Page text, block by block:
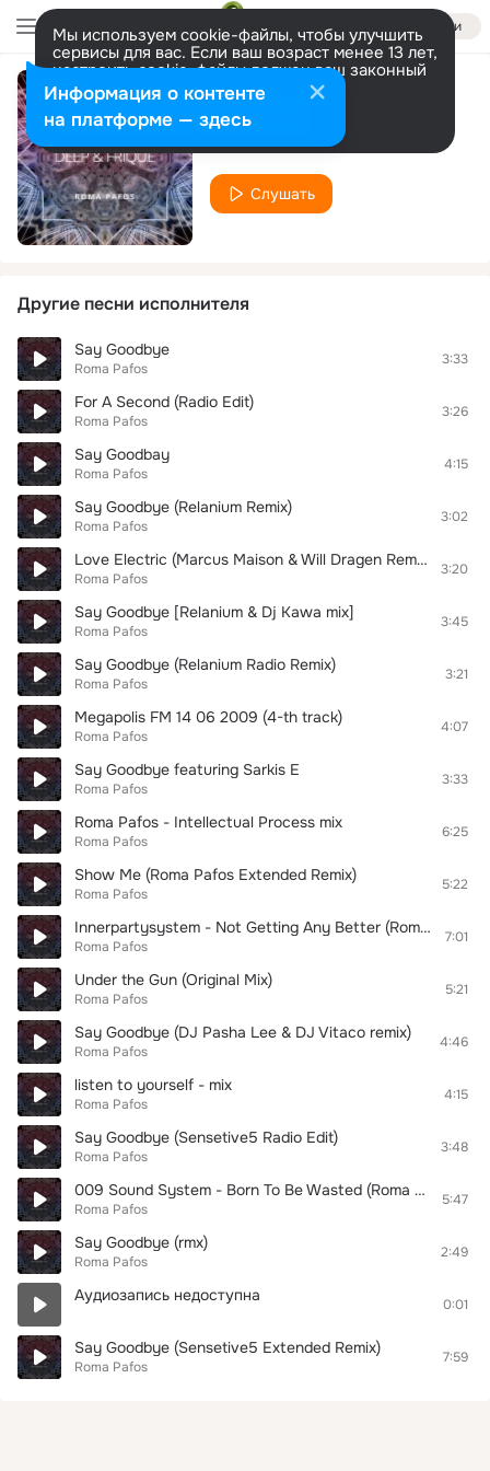
Войти
Мы используем cookie-файлы, чтобы улучшить
сервисы для вас. Если ваш возраст менее 13 лет,
настроить cookie-файлы должен ваш законный
представитель. Больше информации
Разрешить все Настроить
Roma Pafos
Roma Pafos
Слушать
Другие песни исполнителя
Say Goodbye
Roma Pafos
3:33
For A Second (Radio Edit)
Roma Pafos
3:26
Say Goodbay
Roma Pafos
4:15
Say Goodbye (Relanium Remix)
Roma Pafos
3:02
Love Electric (Marcus Maison & Will Dragen Remix Radio Edit)
Roma Pafos
3:20
Say Goodbye [Relanium & Dj Kawa mix]
Roma Pafos
3:45
Say Goodbye (Relanium Radio Remix)
Roma Pafos
3:21
Megapolis FM 14 06 2009 (4-th track)
Roma Pafos
4:07
Say Goodbye featuring Sarkis E
Roma Pafos
3:33
Roma Pafos - Intellectual Process mix
Roma Pafos
6:25
Show Me (Roma Pafos Extended Remix)
Roma Pafos
5:22
Innerpartysystem - Not Getting Any Better (Roma Pafos remix)
Roma Pafos
7:01
Under the Gun (Original Mix)
Roma Pafos
5:21
Say Goodbye (DJ Pasha Lee & DJ Vitaco remix)
Roma Pafos
4:46
listen to yourself - mix
Roma Pafos
4:15
Say Goodbye (Sensetive5 Radio Edit)
Roma Pafos
3:48
009 Sound System - Born To Be Wasted (Roma Pafos remix)
Roma Pafos
5:47
Say Goodbye (rmx)
Roma Pafos
2:49
Аудиозапись недоступна 0:01
Say Goodbye (Sensetive5 Extended Remix)
Roma Pafos
7:59
Информация о контенте
на платформе — здесь